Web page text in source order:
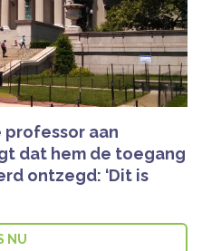
aan
dat hem de toegang
ontzegd: ‘Dit is
NU